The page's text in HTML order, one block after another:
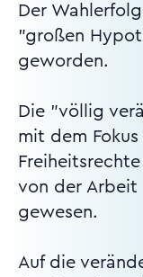
Der
"großen
geworden.
Die "völlig
mit dem
von der Arbeit
gewesen.
Auf die